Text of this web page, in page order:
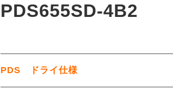
PDS655SD-4B2
PDS ドライ仕様